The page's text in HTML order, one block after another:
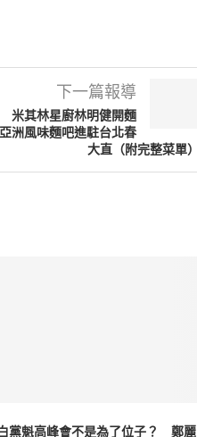
下一篇報導
米其林星廚林明健開麵
洲風味麵吧進駐台北春
大直（附完整菜單）
黨魁高峰會不是為了位子？ 鄭麗